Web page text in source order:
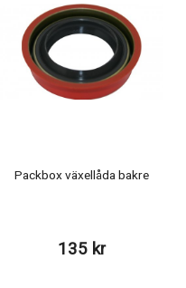
Packbox växellåda bakre
135 kr